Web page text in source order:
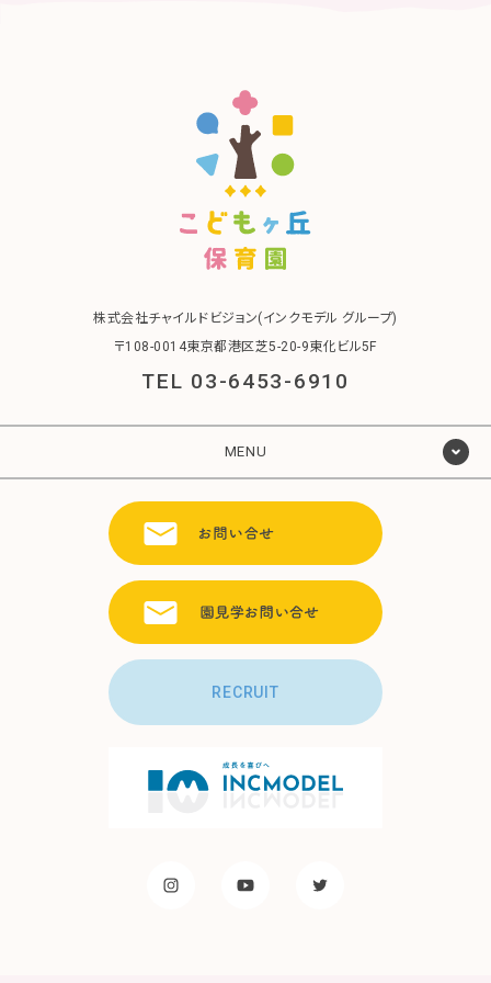
株式会社チャイルドビジョン(インクモデル グループ)
〒108-0014東京都港区芝5-20-9東化ビル5F
TEL 03-6453-6910
MENU
RECRUIT